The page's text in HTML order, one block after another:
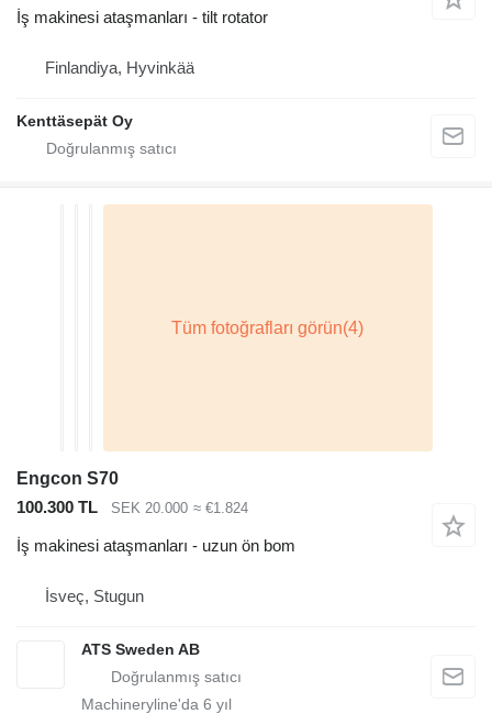
İş makinesi ataşmanları - tilt rotator
Finlandiya, Hyvinkää
Kenttäsepät Oy
Engcon S70
100.300 TL
SEK 20.000 ≈ €1.824
İş makinesi ataşmanları - uzun ön bom
İsveç, Stugun
ATS Sweden AB
Machineryline'da 6 yıl